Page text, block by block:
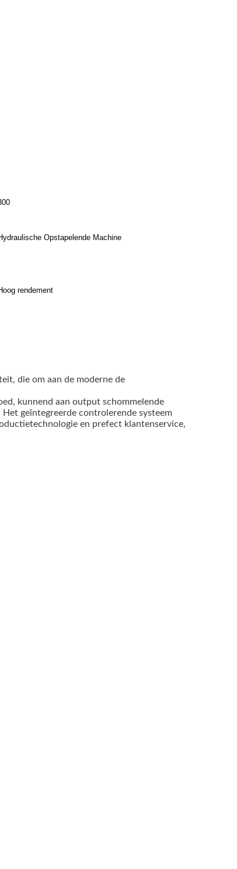
Opstapelende Machine
rendement
die om aan de moderne de
kunnend aan output schommelende
geïntegreerde controlerende systeem
en prefect klantenservice,